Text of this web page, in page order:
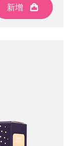
新增
新增
新增
新增